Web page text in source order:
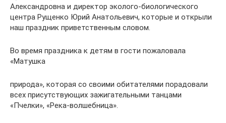
Александровна и директор эколого-биологического
центра Рущенко Юрий Анатольевич, которые и открыли
наш праздник приветственным словом.
Во время праздника к детям в гости пожаловала
«Матушка
природа», которая со своими обитателями порадовали
всех присутствующих зажигательными танцами
«Пчелки», «Река-волшебница».